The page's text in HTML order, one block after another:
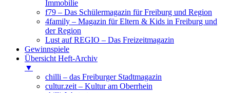
Immobilie
f79 – Das Schülermagazin für Freiburg und Region
4family – Magazin für Eltern & Kids in Freiburg und
der Region
Lust auf REGIO – Das Freizeitmagazin
Gewinnspiele
Übersicht Heft-Archiv
▼
chilli – das Freiburger Stadtmagazin
cultur.zeit – Kultur am Oberrhein